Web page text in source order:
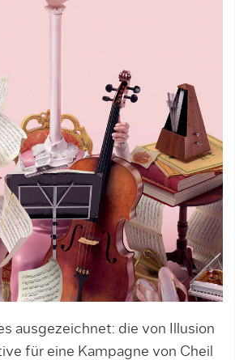
ausgezeichnet: die von Illusion
für eine Kampagne von Cheil